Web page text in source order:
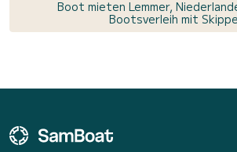
Boot mieten Lemmer,
Bootsverleih mit